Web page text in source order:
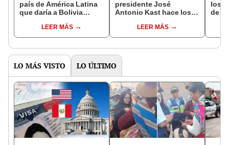
país de América Latina
que daría a Bolivia
2091, pero hoy luce
desierta y abandonada
LEER MÁS
presidente José
Antonio Kast hace los
gabinete ministerial
LEER MÁS
los
de
LO MÁS VISTO LO ÚLTIMO